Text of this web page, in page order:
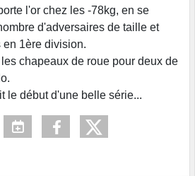
l'or chez les -78kg, en se
d'adversaires de taille et
1ère division.
chapeaux de roue pour deux de
le début d'une belle série...